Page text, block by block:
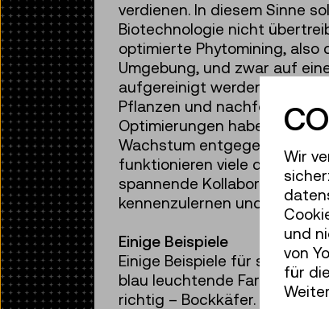
verdienen. In diesem Sinne
Biotechnologie nicht
optimierte Phytomining, also
Umgebung, und zwar auf
aufgereinigt werden und
Pflanzen und
Optimierungen haben nun
Wachstum entgegensteht.
funktionieren viele der
spannende Kollaborationen,
kennenzulernen und zu
Einige Beispiele
Einige Beispiele für schöne
blau leuchtende Farne im
richtig – Bockkäfer.
Wir
und
von
für